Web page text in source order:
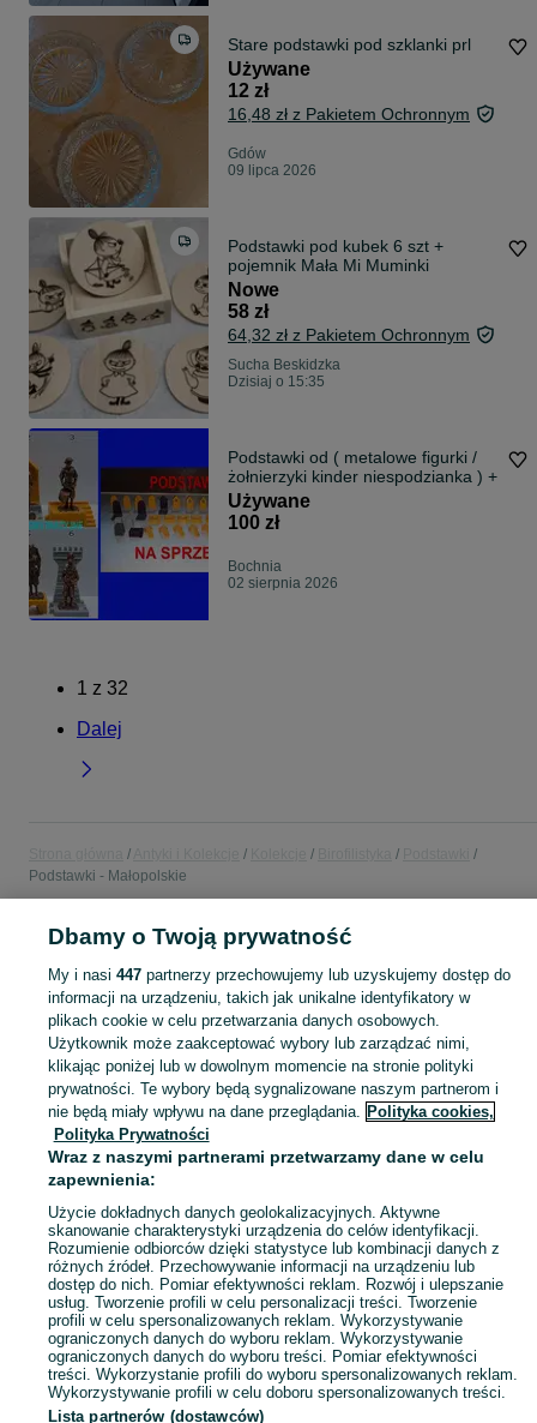
Stare podstawki pod szklanki prl
Używane
12 zł
16,48 zł z Pakietem Ochronnym
Gdów
09 lipca 2026
Podstawki pod kubek 6 szt +
pojemnik Mała Mi Muminki
Nowe
58 zł
64,32 zł z Pakietem Ochronnym
Sucha Beskidzka
Dzisiaj o 15:35
Podstawki od ( metalowe figurki /
żołnierzyki kinder niespodzianka ) +
Używane
100 zł
Bochnia
02 sierpnia 2026
1 z 32
Dalej
Podstawki - Małopolskie
POLSKA » MAŁOPOLSKIE
KATEGORIA
Skorzystaj z największego serwisu ogłoszeniowego - Małopolskie i okolice! - kupuj lub sprzedawaj jeszcze wygodniej w kategorii Podstawki! Zobacz
Mapa kategorii
Mapa miejscowości
Mapa ministron
Popularne wyszukiwania
Dbamy o Twoją prywatność
My i nasi 447partnerzy przechowujemy lub uzyskujemy dostęp do
informacji na urządzeniu, takich jak unikalne identyfikatory w
plikach cookie w celu przetwarzania danych osobowych.
Użytkownik może zaakceptować wybory lub zarządzać nimi,
klikając poniżej lub w dowolnym momencie na stronie polityki
prywatności. Te wybory będą sygnalizowane naszym partnerom i
nie będą miały wpływu na dane przeglądania. Polityka cookies,
Polityka Prywatności
Wraz z naszymi partnerami przetwarzamy dane w celu
zapewnienia:
Użycie dokładnych danych geolokalizacyjnych. Aktywne
skanowanie charakterystyki urządzenia do celów identyfikacji.
Rozumienie odbiorców dzięki statystyce lub kombinacji danych z
różnych źródeł. Przechowywanie informacji na urządzeniu lub
dostęp do nich. Pomiar efektywności reklam. Rozwój i ulepszanie
usług. Tworzenie profili w celu personalizacji treści. Tworzenie
profili w celu spersonalizowanych reklam. Wykorzystywanie
ograniczonych danych do wyboru reklam. Wykorzystywanie
ograniczonych danych do wyboru treści. Pomiar efektywności
treści. Wykorzystanie profili do wyboru spersonalizowanych reklam.
Wykorzystywanie profili w celu doboru spersonalizowanych treści.
Lista partnerów (dostawców)